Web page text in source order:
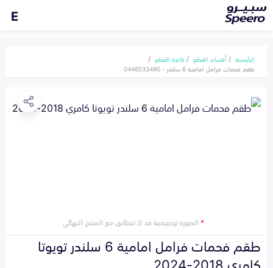
E
الرئيسية أقسام القطع
كافة القطع
طقم فحمات فرامل امامية 6 سلندر - 0446533490
*الصورة توضيحية قد لا تتطابق مع المنتج النهائي
طقم فحمات فرامل امامية 6 سلندر تويوتا